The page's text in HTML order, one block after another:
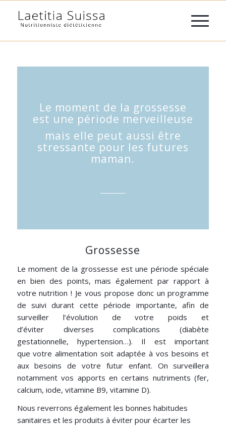
Le moment de la grossesse
est une période merveilleuse
mais elle peut aussi être
stressante pour les futures
maman.
Grossesse
Le moment de la grossesse est une période spéciale
en bien des points, mais également par rapport à
votre nutrition ! Je vous propose donc un programme
de suivi durant cette période importante, afin de
surveiller l’évolution de votre poids et
d’éviter diverses complications (diabète
gestationnelle, hypertension…). Il est important
que votre alimentation soit adaptée à vos besoins et
aux besoins de votre futur enfant. On surveillera
notamment vos apports en certains nutriments (fer,
calcium, iode, vitamine B9, vitamine D).
Nous reverrons également les bonnes habitudes
sanitaires et les produits à éviter pour écarter les